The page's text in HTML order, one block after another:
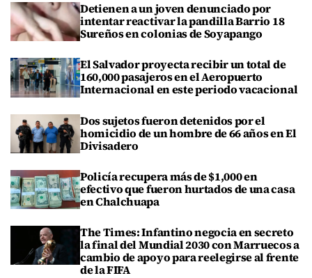
Detienen a un joven denunciado por
intentar reactivar la pandilla Barrio 18
Sureños en colonias de Soyapango
El Salvador proyecta recibir un total de
160,000 pasajeros en el Aeropuerto
Internacional en este periodo vacacional
Dos sujetos fueron detenidos por el
homicidio de un hombre de 66 años en El
Divisadero
Policía recupera más de $1,000 en
efectivo que fueron hurtados de una casa
en Chalchuapa
The Times: Infantino negocia en secreto
la final del Mundial 2030 con Marruecos a
cambio de apoyo para reelegirse al frente
de la FIFA